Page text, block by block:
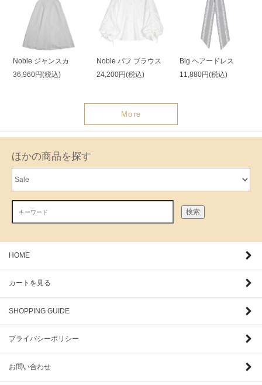
Noble ジャンスカ
36,960円(税込)
Noble パフ ブラウス
24,200円(税込)
Big ヘアードレス
11,880円(税込)
More
ほかの商品を探す
検索
HOME
カートを見る
SHOPPING GUIDE
プライバシーポリシー
お問い合わせ